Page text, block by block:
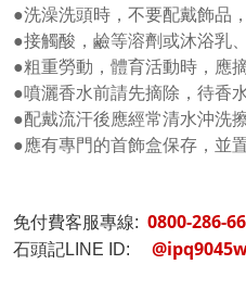
●洗澡洗頭時，不要配戴飾品
●接觸酸，鹼等溶劑或沐浴乳
●粗重勞動，體育活動時，應
●噴灑香水前請先摘除，待香
●配戴流汗後應經常清水沖洗
●應有專門的首飾盒保存，並
免付費客服專線: 0800-286-
石頭記LINE ID: